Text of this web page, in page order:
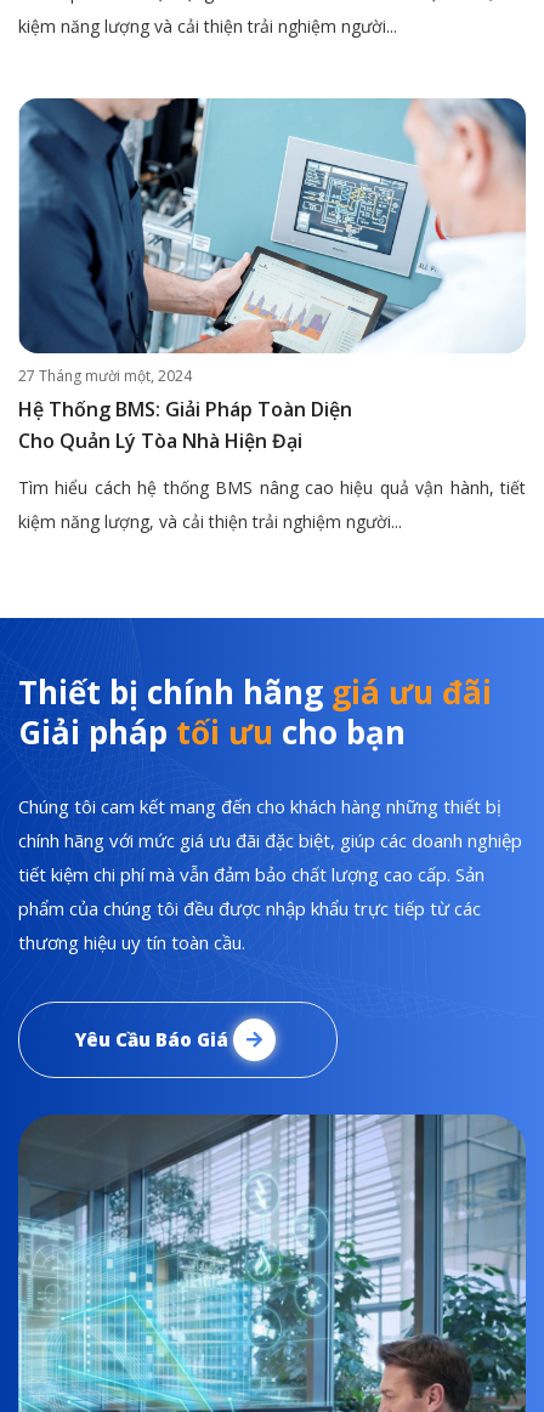
kiệm năng lượng và cải thiện trải nghiệm người...
27 Tháng mười một, 2024
Hệ Thống BMS: Giải Pháp Toàn Diện
Cho Quản Lý Tòa Nhà Hiện Đại
Tìm hiểu cách hệ thống BMS nâng cao hiệu quả vận hành, tiết
kiệm năng lượng, và cải thiện trải nghiệm người...
Thiết bị chính hãng giá ưu đãi
Giải pháp tối ưu cho bạn
Chúng tôi cam kết mang đến cho khách hàng những thiết bị
chính hãng với mức giá ưu đãi đặc biệt, giúp các doanh nghiệp
tiết kiệm chi phí mà vẫn đảm bảo chất lượng cao cấp. Sản
phẩm của chúng tôi đều được nhập khẩu trực tiếp từ các
thương hiệu uy tín toàn cầu.
Yêu Cầu Báo Giá